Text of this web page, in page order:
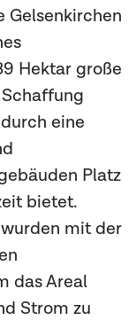
Gelsenkirchen
Hektar große
eine
Platz
bietet.
mit der
das Areal
Strom zu